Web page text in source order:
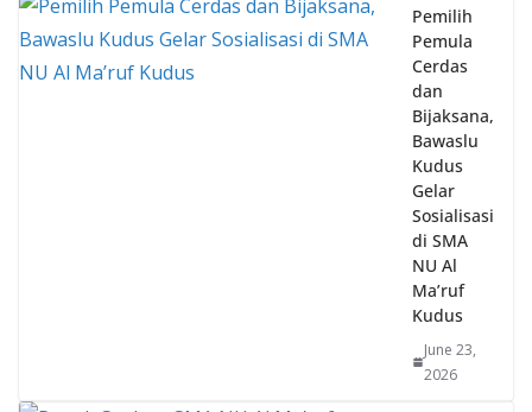
Pemula
Cerdas
dan
Bijaksana,
Bawaslu
Kudus
Gelar
Sosialisasi
di SMA
NU Al
Ma’ruf
Kudus
June 23,
2026